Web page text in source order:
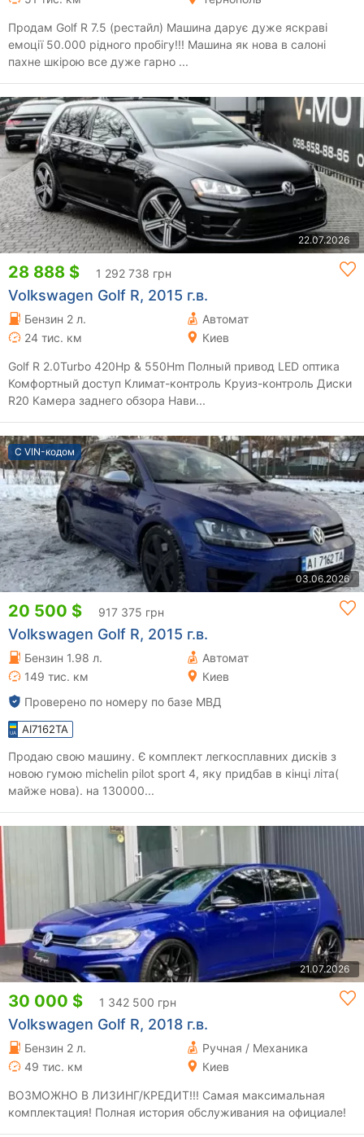
Продам Golf R 7.5 (рестайл) Машина дарує дуже яскраві
емоції 50.000 рідного пробігу!!! Машина як нова в салоні
пахне шкірою все дуже гарно ...
22.07.2026
28 888 $ 1 292 738 грн
Volkswagen Golf R, 2015 г.в.
Бензин 2 л.
Автомат
24 тис. км
Киев
Golf R 2.0Turbo 420Hp & 550Hm Полный привод LED оптика
Комфортный доступ Климат-контроль Круиз-контроль Диски
R20 Камера заднего обзора Нави...
С VIN-кодом
03.06.2026
20 500 $ 917 375 грн
Volkswagen Golf R, 2015 г.в.
Бензин 1.98 л.
Автомат
149 тис. км
Киев
Проверено по номеру по базе МВД
AI7162TA
Продаю свою машину. Є комплект легкосплавних дисків з
новою гумою michelin pilot sport 4, яку придбав в кінці літа(
майже нова). на 130000...
21.07.2026
30 000 $ 1 342 500 грн
Volkswagen Golf R, 2018 г.в.
Бензин 2 л.
Ручная / Механика
49 тис. км
Киев
ВОЗМОЖНО В ЛИЗИНГ/КРЕДИТ!!! Самая максимальная
комплектация! Полная история обслуживания на официале!